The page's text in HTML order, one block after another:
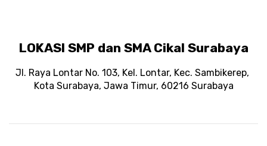
LOKASI SMP dan SMA Cikal Surabaya
Jl. Raya Lontar No. 103, Kel. Lontar, Kec. Sambikerep,
Kota Surabaya, Jawa Timur, 60216 Surabaya